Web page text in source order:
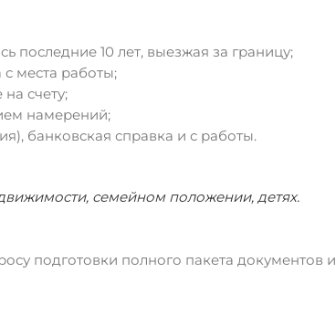
последние 10 лет, выезжая за границу;
места работы;
счету;
намерений;
банковская справка и с работы.
семейном положении, детях.
подготовки полного пакета документов и